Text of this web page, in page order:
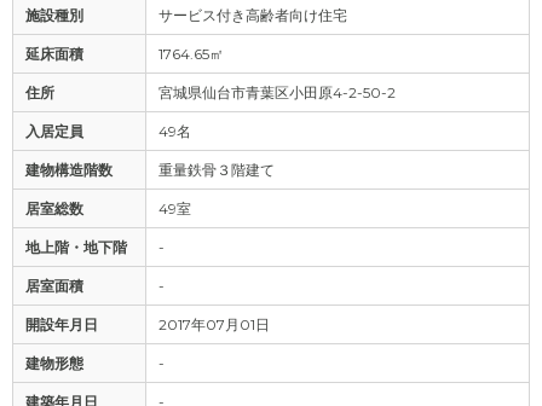
施設種別 サービス付き高齢者向け住宅
延床面積 1764.65㎡
住所 宮城県仙台市青葉区小田原4-2-50-2
入居定員 49名
建物構造階数 重量鉄骨３階建て
居室総数 49室
地上階・地下階 -
居室面積 -
開設年月日 2017年07月01日
建物形態 -
建築年月日 -